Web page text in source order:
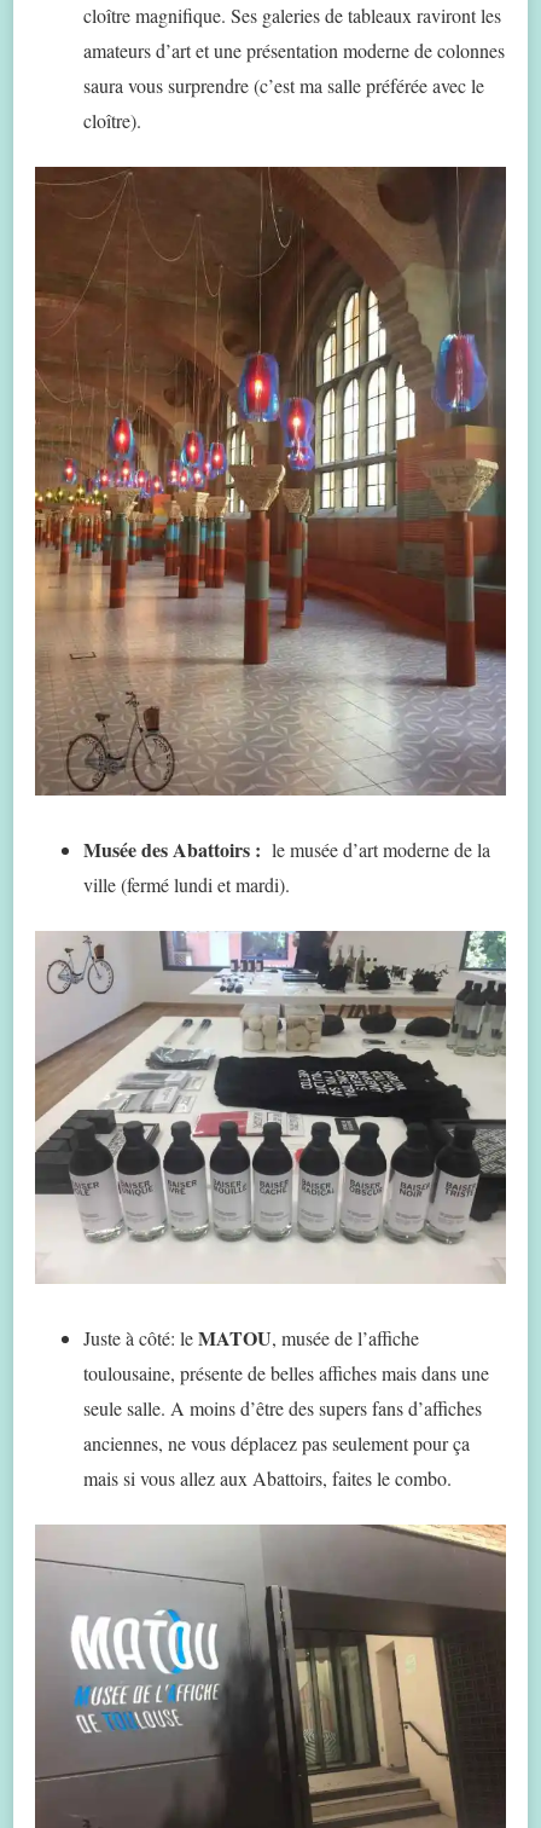
cloître magnifique. Ses galeries de tableaux raviront les
amateurs d’art et une présentation moderne de colonnes
saura vous surprendre (c’est ma salle préférée avec le
cloître).
Musée des Abattoirs : le musée d’art moderne de la
ville (fermé lundi et mardi).
Juste à côté: leMATOU, musée de l’affiche
toulousaine, présente de belles affiches mais dans une
seule salle. A moins d’être des supers fans d’affiches
anciennes, ne vous déplacez pas seulement pour ça
mais si vous allez aux Abattoirs, faites le combo.